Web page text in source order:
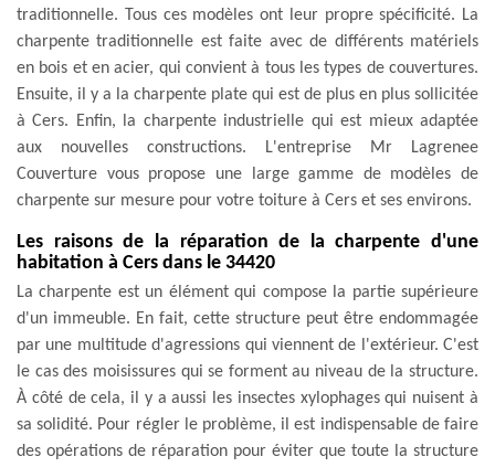
traditionnelle. Tous ces modèles ont leur propre spécificité. La
charpente traditionnelle est faite avec de différents matériels
en bois et en acier, qui convient à tous les types de couvertures.
Ensuite, il y a la charpente plate qui est de plus en plus sollicitée
à Cers. Enfin, la charpente industrielle qui est mieux adaptée
aux nouvelles constructions. L'entreprise Mr Lagrenee
Couverture vous propose une large gamme de modèles de
charpente sur mesure pour votre toiture à Cers et ses environs.
Les raisons de la réparation de la charpente d'une
habitation à Cers dans le 34420
La charpente est un élément qui compose la partie supérieure
d'un immeuble. En fait, cette structure peut être endommagée
par une multitude d'agressions qui viennent de l'extérieur. C'est
le cas des moisissures qui se forment au niveau de la structure.
À côté de cela, il y a aussi les insectes xylophages qui nuisent à
sa solidité. Pour régler le problème, il est indispensable de faire
des opérations de réparation pour éviter que toute la structure